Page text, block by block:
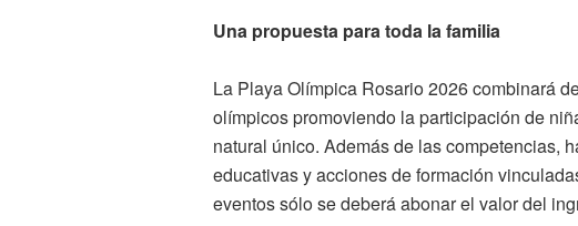
Una propuesta para toda la familia
La Playa Olímpica Rosario 2026 combinará
olímpicos promoviendo la participación de
natural único. Además de las competencias,
educativas y acciones de formación
eventos sólo se deberá abonar el valor del